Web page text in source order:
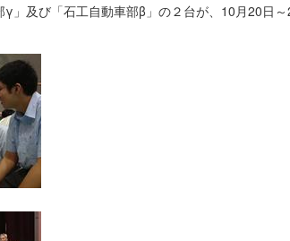
γ」及び「石工自動車部β」の２台が、10月20日